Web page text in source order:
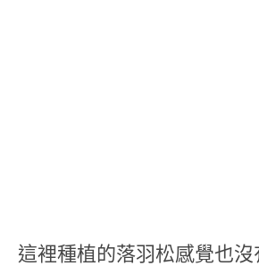
這裡種植的落羽松感覺也沒